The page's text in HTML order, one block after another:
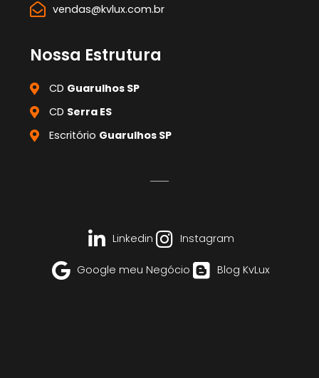
vendas@kvlux.com.br
Nossa Estrutura
CD Guarulhos SP
CD Serra ES
Escritório Guarulhos SP
Linkedin Instagram
Google meu Negócio Blog KvLux